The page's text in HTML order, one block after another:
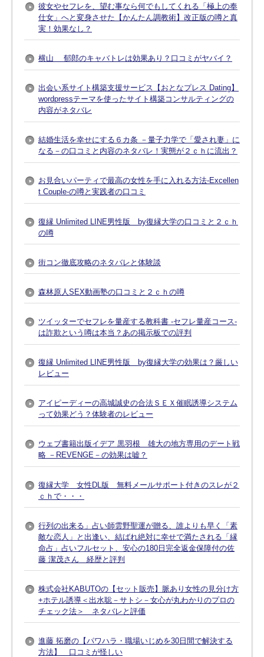
彼女やセフレを、望む事なら何でもしてくれる「極上の奉
仕女」へと変身させた【かんたん調教術】改正版の噂と真
実！効果なし？
横山 郁郎のキャバトレは効果あり？口コミがヤバイ？
出会い系サイト構築支援サービス【おとなプレス Dating】
wordpressテーマを使ったサイト構築コンサルティングの
内容がネタバレ
結婚生活を幸せにする６カ条 －量子力学で「愛され妻」に
なる－の口コミと内容のネタバレ！実態が２ｃｈに流出？
お見合いパーティで最高の女性を手に入れる方法-Excellen
t Couple-の噂と実践者の口コミ
復縁 Unlimited LINE男性版 by復縁大学の口コミと２ｃｈ
の噂
街コン徹底攻略のネタバレと体験談
森林原人SEX動画塾の口コミと２ｃｈの噂
ツイッターでセフレを量産する教科書 -セフレ量産コース-
は詐欺という噂は本当？あの掲示板での評判
復縁 Unlimited LINE男性版 by復縁大学の効果は？厳しい
レビュー
アイピーディーの高城誠史の合法ＳＥＸ催眠誘導システム
って効果どう？体験者のレビュー
ウェブ書籍出版イデア 黒羽根 雄大の地方専用のデート戦
略 －REVENGE－の効果は嘘？
復縁大学 女性DL版 無料メールサポート付きのスレが２
ｃｈで・・・
行列の出来る」占い師雲野聖運が贈る、誰よりも早く「素
敵な恋人」と出逢い、結ばれ絶対に幸せで満たされる「縁
命占」占いフルセット、安心の180日完全返金保障付の佐
藤 潔茂さん 経歴と評判
株式会社KABUTOの【セット販売】脈あり女性の見分け方
+ホテル誘導＜出水聡－サトシ－女心が丸わかりのプロの
チェック法＞ ネタバレと評価
進藤 拓磨の【パワハラ・職場いじめを30日間で解決する
方法】 口コミが怪しい